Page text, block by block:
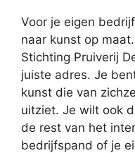
Voor je eigen
naar kunst op
Stichting Pruiverij
juiste adres. Je
kunst die van
uitziet. Je wilt ook
de rest van het
bedrijfspand of je